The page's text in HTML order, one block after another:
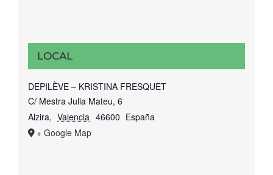
LOCAL
DEPILÈVE – KRISTINA FRESQUET
C/ Mestra Julia Mateu, 6
Alzira, Valencia 46600 España
+ Google Map